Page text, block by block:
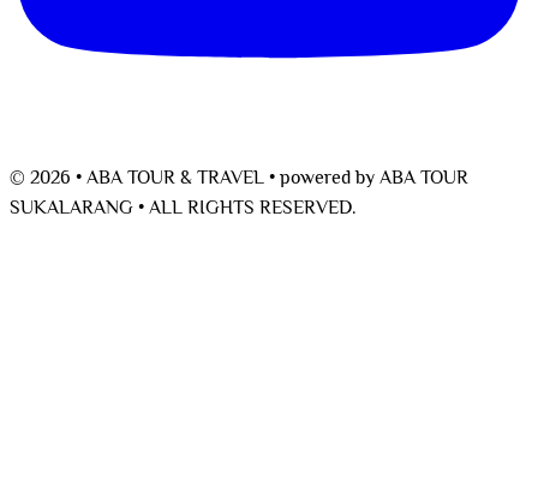
© 2026 • ABA TOUR & TRAVEL •powered byABA TOUR
SUKALARANG •ALL RIGHTS RESERVED.